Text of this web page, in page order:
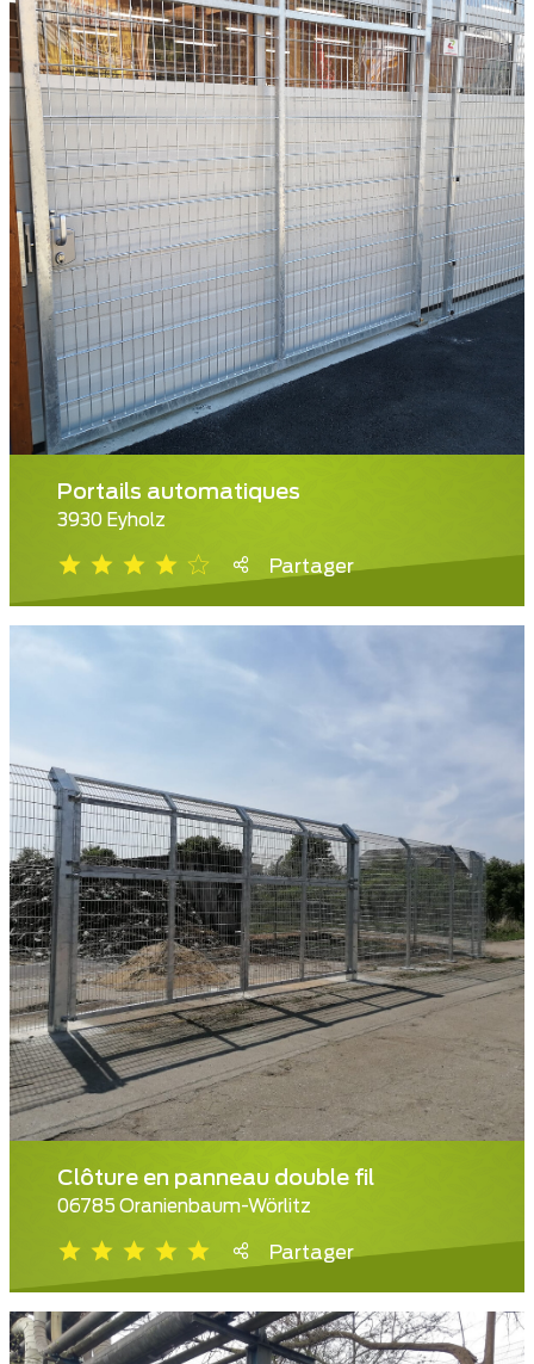
Portails automatiques
3930 Eyholz
Partager
Clôture en panneau double fil
06785 Oranienbaum-Wörlitz
Partager